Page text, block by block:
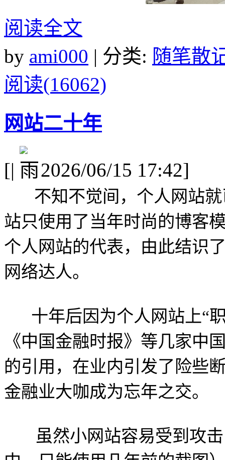
阅读全文
by ami000 | 分类: 随笔散
阅读(16062)
网站二十年
[| 2026/06/15 17:42]
不知不觉间，个人网站
站只使用了当年时尚的博客
个人网站的代表，由此结识
网络达人。
十年后因为个人网站上“
《中国金融时报》等几家中
的引用，在业内引发了险些
金融业大咖成为忘年之交。
虽然小网站容易受到攻击